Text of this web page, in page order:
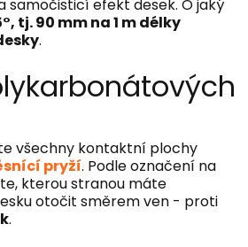
samočisticí efekt desek. O jaký
tj. 90 mm na 1 m délky
.
všechny kontaktní plochy
pryží. Podle označení na
kterou stranou máte
otočit směrem ven - proti
.